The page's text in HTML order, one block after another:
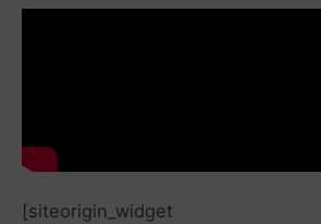
[siteorigin_widget